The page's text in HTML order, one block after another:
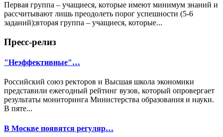
Первая группа – учащиеся, которые имеют минимум знаний и
рассчитывают лишь преодолеть порог успешности (5-6
заданий);вторая группа – учащиеся, которые...
Пресс-релиз
"Неэффективные"…
Российский союз ректоров и Высшая школа экономики
представили ежегодный рейтинг вузов, который опровергает
результаты мониторинга Министерства образования и науки.
В пяте...
В Москве появятся регуляр…